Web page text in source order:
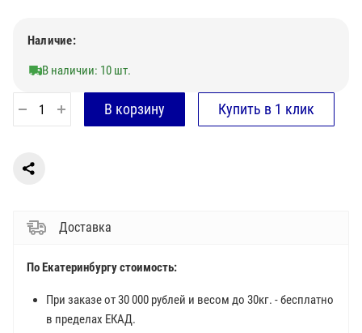
Наличие:
В наличии: 10 шт.
Доставка
По Екатеринбургу стоимость:
При заказе от 30 000 рублей и весом до 30кг. - бесплатно
в пределах ЕКАД.